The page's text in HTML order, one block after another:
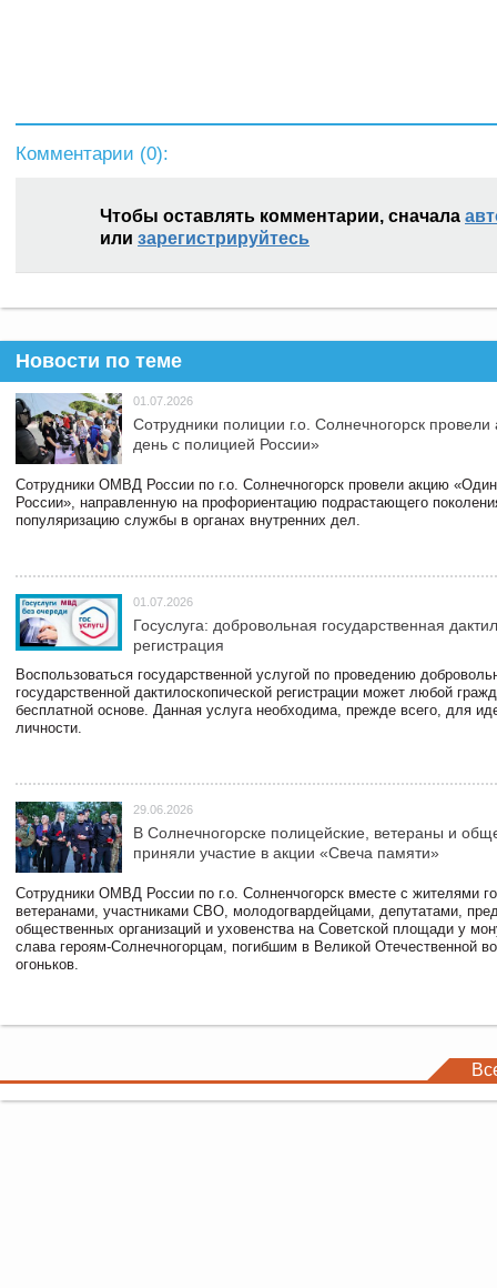
Комментарии (0):
Чтобы оставлять комментарии, сначала
или зарегистрируйтесь
Новости по теме
01.07.2026
Сотрудники полиции г.о. Солнечногорск
день с полицией России»
Сотрудники ОМВД России по г.о. Солнечногорск провели акцию
России», направленную на профориентацию подрастающего
популяризацию службы в органах внутренних дел.
01.07.2026
Госуслуга: добровольная государственная
регистрация
Воспользоваться государственной услугой по проведению
государственной дактилоскопической регистрации может любой
бесплатной основе. Данная услуга необходима, прежде всего, для
личности.
29.06.2026
В Солнечногорске полицейские, ветераны и
приняли участие в акции «Свеча памяти»
Сотрудники ОМВД России по г.о. Солненчогорск вместе с жителями
ветеранами, участниками СВО, молодогвардейцами, депутатами,
общественных организаций и уховенства на Советской площади у
слава героям-Солнечногорцам, погибшим в Великой Отечественной
огоньков.